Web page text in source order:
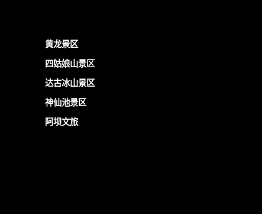
黄龙景区
四姑娘山景区
达古冰山景区
神仙池景区
阿坝文旅